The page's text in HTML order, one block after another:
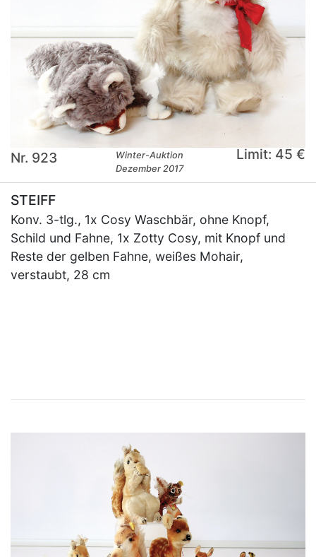
Nr. 923
Winter-Auktion
Dezember 2017
Limit: 45 €
STEIFF
Konv. 3-tlg., 1x Cosy Waschbär, ohne Knopf,
Schild und Fahne, 1x Zotty Cosy, mit Knopf und
Reste der gelben Fahne, weißes Mohair,
verstaubt, 28 cm